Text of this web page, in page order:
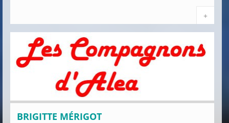
+
BRIGITTE MÉRIGOT